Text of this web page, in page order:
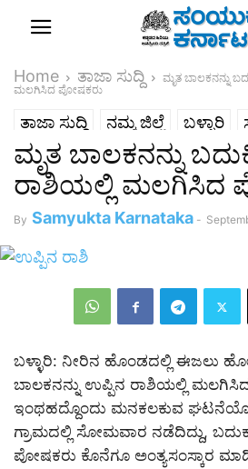
Home ತಾಜಾ ಸುದ್ದಿ
ಮೃತ ಬಾಲಕನನ್ನು
ಮಲಗಿಸಿದ ಪೋಷಕರು
ತಾಜಾ ಸುದ್ದಿ ನಮ್ಮ ಜಿಲ್ಲೆ ಬಳ್ಳಾರಿ
ಮೃತ ಬಾಲಕನನ್ನು
ರಾಶಿಯಲ್ಲಿ ಮಲಗಿಸಿದ
By Samyukta Karnataka -
ಬಳ್ಳಾರಿ: ನೀರಿನ ಹೊಂಡದಲ್ಲಿ ಈಜಲು
ಬಾಲಕನನ್ನು ಉಪ್ಪಿನ ರಾಶಿಯಲ್ಲಿ
ಇಂಥಹದ್ದೊಂದು ಮನಕಲಕುವ
ಗ್ರಾಮದಲ್ಲಿ ಸೋಮವಾರ ನಡೆದಿದ್ದು,
ಪೋಷಕರು ಕೊನೆಗೂ ಅಂತ್ಯಸಂಸ್ಕಾರ